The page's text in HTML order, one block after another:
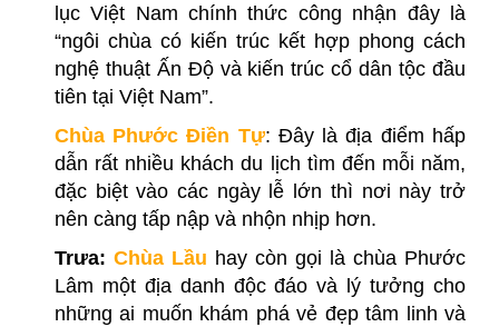
lục Việt Nam chính thức công nhận đây là
“ngôi chùa có kiến trúc kết hợp phong cách
nghệ thuật Ấn Độ và kiến trúc cổ dân tộc đầu
tiên tại Việt Nam”.
Chùa Phước Điền Tự: Đây là địa điểm hấp
dẫn rất nhiều khách du lịch tìm đến mỗi năm,
đặc biệt vào các ngày lễ lớn thì nơi này trở
nên càng tấp nập và nhộn nhịp hơn.
Trưa: Chùa Lầu hay còn gọi là chùa Phước
Lâm một địa danh độc đáo và lý tưởng cho
những ai muốn khám phá vẻ đẹp tâm linh và